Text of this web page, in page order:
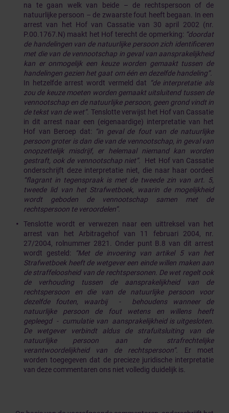
na te gaan welk van beide – de rechtspersoon of de
natuurlijke persoon – de zwaarste fout heeft begaan. In een
arrest van het Hof van Cassatie van 30 april 2002 (nr.
P.00.1767.N) maakt het Hof terecht de opmerking: “doordat
de handelingen van de natuurlijke persoon zich identificeren
met die van de vennootschap in geval van aansprakelijkheid
kan er onmogelijk een keuze worden gemaakt tussen de
handelingen gezien het gaat om één en dezelfde handeling”.
In hetzelfde arrest wordt vermeld dat
“de interpretatie als
zou de keuze moeten worden gemaakt uitsluitend tussen de
vennootschap en de natuurlijke persoon, geen grond vindt in
de tekst van de wet”. Tenslotte verwijst het Hof van Cassatie
in dit arrest naar een (eigenaardige) interpretatie van het
Hof van Beroep dat:
“in geval de fout van de natuurlijke
persoon groter is dan die van de vennootschap, in geval van
onopzettelijk misdrijf, er helemaal niemand kan worden
gestraft, ook de vennootschap niet”.
Het Hof van Cassatie
onderschrijft deze interpretatie niet, die naar haar oordeel
“flagrant in tegenspraak is met de tweede zin van art. 5,
tweede lid van het Strafwetboek, waarin de mogelijkheid
wordt geboden de vennootschap samen met de
rechtspersoon te veroordelen”.
Tenslotte wordt er verwezen naar een uittreksel van het
arrest van het Arbitragehof van 11 februari 2004, nr.
27/2004, rolnummer 2821. Onder punt B.8 van dit arrest
wordt gesteld:
“Met de invoering van artikel 5 van het
Strafwetboek heeft de wetgever een einde willen maken aan
de straffeloosheid van de rechtspersonen. De wet regelt ook
de verhouding tussen de aansprakelijkheid van de
rechtspersoon en die van de natuurlijke persoon voor
dezelfde fouten, waarbij - behoudens wanneer de
natuurlijke persoon de fout wetens en willens heeft
gepleegd - cumulatie van aansprakelijkheid is uitgesloten.
De wetgever verbindt aldus de strafuitsluiting van de
natuurlijke persoon aan de strafrechtelijke
verantwoordelijkheid van de rechtspersoon”. Er moet
worden toegegeven dat de precieze juridische interpretatie
van deze commentaren ons niet volledig duidelijk is.